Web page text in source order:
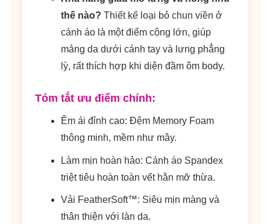
thế nào? Thiết kế loại bỏ chun viền ở
cánh áo là một điểm cộng lớn, giúp
mảng da dưới cánh tay và lưng phẳng
lỳ, rất thích hợp khi diện đầm ôm body.
Tóm tắt ưu điểm chính:
Êm ái đỉnh cao: Đệm Memory Foam
thông minh, mềm như mây.
Làm mịn hoàn hảo: Cánh áo Spandex
triệt tiêu hoàn toàn vết hằn mỡ thừa.
Vải FeatherSoft™: Siêu mịn màng và
thân thiện với làn da.